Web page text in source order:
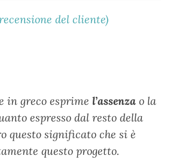
del cliente)
in greco esprime l’assenza o la
espresso dal resto della
questo significato che si è
questo progetto.